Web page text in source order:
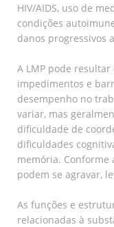
HIV/AIDS, uso de
condições
danos progressivos
A LMP pode
impedimentos e
desempenho no
variar, mas
dificuldade de
dificuldades
memória. Conforme
podem se agravar,
As funções e
relacionadas à